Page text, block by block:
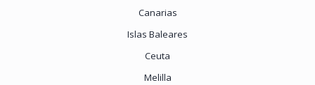
Canarias
Islas Baleares
Ceuta
Melilla